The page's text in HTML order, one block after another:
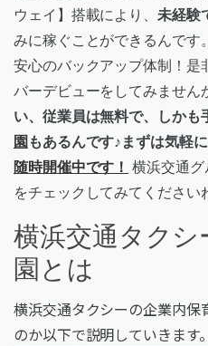
ウェイ】搭載により、 未経験
みに稼ぐことができるんです
安心のバックアップ体制！是
バーデビューをしてみません
い、従業員は無料で、しかも
園 もあるんです♪まずは気軽
随時開催中です！ 横浜交通グ
をチェックしてみてください
横浜交通タクシ
園とは
横浜交通タクシーの企業内保
のか以下で説明していきます。